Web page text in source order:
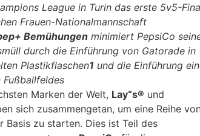
League in Turin das erste 5v5-
Frauen-Nationalmannschaft
Bemühungen minimiert PepsiCo
durch die Einführung von Gatorade in
Plastikflaschen1 und die Einführung
Marken der Welt, Lay“s® und
sich zusammengetan, um eine Reihe
Basis zu starten. Dies ist Teil des